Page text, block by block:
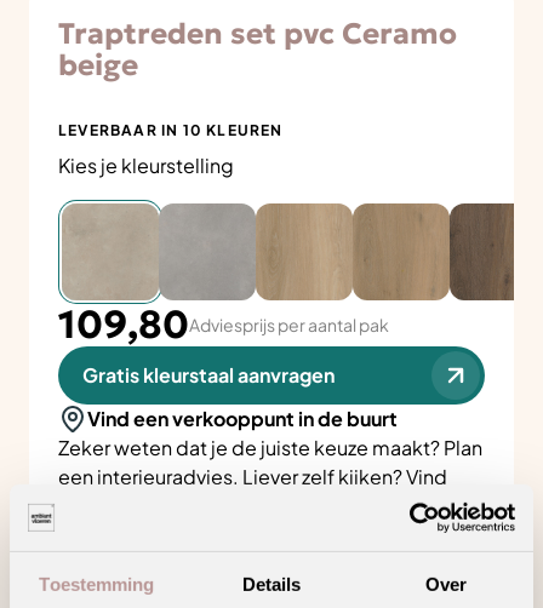
Toestemming Details Over
Traptreden set pvc Ceramo
beige
LEVERBAAR IN 10 KLEUREN
Kies je kleurstelling
109,80Adviesprijs per aantal pak
Gratis kleurstaal aanvragen
Vind een verkooppunt in de buurt
Zeker weten dat je de juiste keuze maakt? Plan
eeninterieuradvies. Liever zelf kijken? Vind